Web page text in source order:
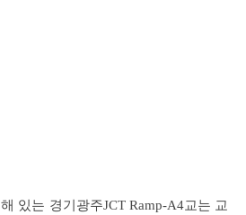
있는 경기광주JCT Ramp-A4교는 교